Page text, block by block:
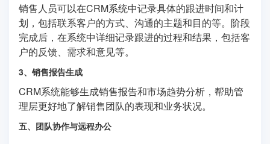
销售人员可以在CRM系统中记录具体的跟进时间和计
划，包括联系客户的方式、沟通的主题和目的等。阶段
完成后，在系统中详细记录跟进的过程和结果，包括客
户的反馈、需求和意见等。
3、销售报告生成
CRM系统能够生成销售报告和市场趋势分析，帮助管
理层更好地了解销售团队的表现和业务状况。
五、团队协作与远程办公